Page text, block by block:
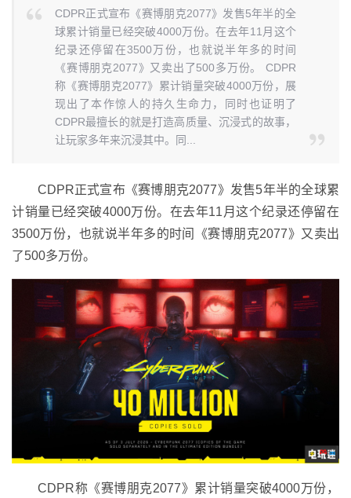
CDPR正式宣布《赛博朋克2077》发售5年半的全
球累计销量已经突破4000万份。在去年11月这个
纪录还停留在3500万份，也就说半年多的时间
《赛博朋克2077》又卖出了500多万份。 CDPR
称《赛博朋克2077》累计销量突破4000万份，展
现出了本作惊人的持久生命力，同时也证明了
CDPR最擅长的就是打造高质量、沉浸式的故事，
让玩家多年来沉浸其中。同...
CDPR正式宣布《赛博朋克2077》发售5年半的全球累
计销量已经突破4000万份。在去年11月这个纪录还停留在
3500万份，也就说半年多的时间《赛博朋克2077》又卖出
了500多万份。
CDPR称《赛博朋克2077》累计销量突破4000万份，